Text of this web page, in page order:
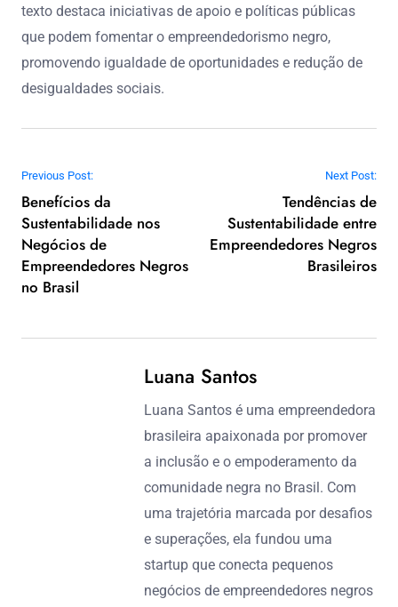
texto destaca iniciativas de apoio e políticas públicas
que podem fomentar o empreendedorismo negro,
promovendo igualdade de oportunidades e redução de
desigualdades sociais.
Post navigation
Previous Post:
Benefícios da
Sustentabilidade nos
Negócios de
Empreendedores Negros
no Brasil
Next Post:
Tendências de
Sustentabilidade entre
Empreendedores Negros
Brasileiros
Luana Santos
Luana Santos é uma empreendedora
brasileira apaixonada por promover
a inclusão e o empoderamento da
comunidade negra no Brasil. Com
uma trajetória marcada por desafios
e superações, ela fundou uma
startup que conecta pequenos
negócios de empreendedores negros